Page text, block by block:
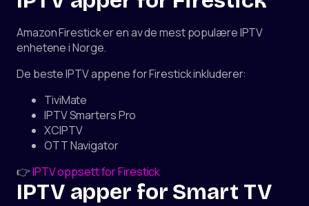
Amazon Firestick er en av de mest populære IPTV
enhetene i Norge.
De beste IPTV appene for Firestick inkluderer:
TiviMate
IPTV Smarters Pro
XCIPTV
OTT Navigator
👉IPTV oppsett for Firestick
IPTV apper for Smart TV